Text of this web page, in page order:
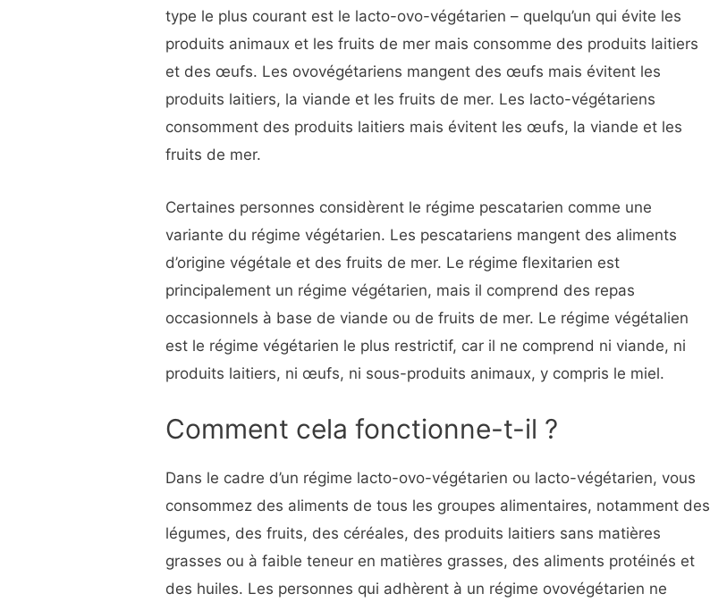
type le plus courant est le lacto-ovo-végétarien – quelqu’un qui évite les
produits animaux et les fruits de mer mais consomme des produits laitiers
et des œufs. Les ovovégétariens mangent des œufs mais évitent les
produits laitiers, la viande et les fruits de mer. Les lacto-végétariens
consomment des produits laitiers mais évitent les œufs, la viande et les
fruits de mer.
Certaines personnes considèrent le régime pescatarien comme une
variante du régime végétarien. Les pescatariens mangent des aliments
d’origine végétale et des fruits de mer. Le régime flexitarien est
principalement un régime végétarien, mais il comprend des repas
occasionnels à base de viande ou de fruits de mer. Le régime végétalien
est le régime végétarien le plus restrictif, car il ne comprend ni viande, ni
produits laitiers, ni œufs, ni sous-produits animaux, y compris le miel.
Comment cela fonctionne-t-il ?
Dans le cadre d’un régime lacto-ovo-végétarien ou lacto-végétarien, vous
consommez des aliments de tous les groupes alimentaires, notamment des
légumes, des fruits, des céréales, des produits laitiers sans matières
grasses ou à faible teneur en matières grasses, des aliments protéinés et
des huiles. Les personnes qui adhèrent à un régime ovovégétarien ne